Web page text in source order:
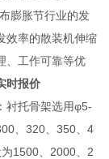
膨胀节行业的发
效率的散装机伸缩
、工作可靠等优
时报价
衬托骨架选用φ5-
、320、350、4
1500、2000、2